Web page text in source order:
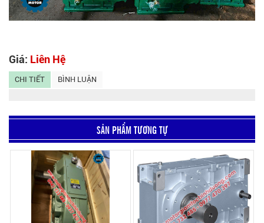
Giá: Liên Hệ
CHI TIẾT BÌNH LUẬN
SẢN PHẨM TƯƠNG TỰ